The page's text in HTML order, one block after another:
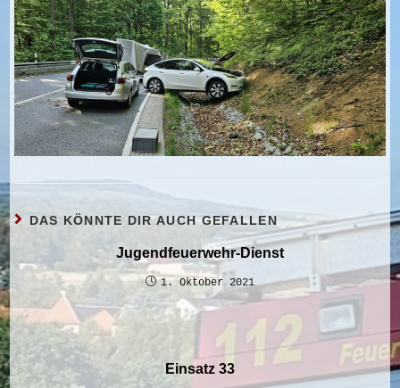
DAS KÖNNTE DIR AUCH GEFALLEN
Jugendfeuerwehr-Dienst
1. Oktober 2021
Einsatz 33